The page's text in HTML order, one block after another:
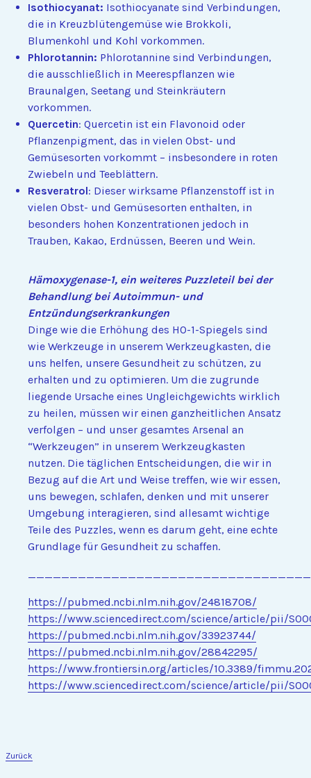
Isothiocyanat: Isothiocyanate sind Verbindungen,
die in Kreuzblütengemüse wie Brokkoli,
Blumenkohl und Kohl vorkommen.
Phlorotannin: Phlorotannine sind Verbindungen,
die ausschließlich in Meerespflanzen wie
Braunalgen, Seetang und Steinkräutern
vorkommen.
Quercetin: Quercetin ist ein Flavonoid oder
Pflanzenpigment, das in vielen Obst- und
Gemüsesorten vorkommt – insbesondere in roten
Zwiebeln und Teeblättern.
Resveratrol: Dieser wirksame Pflanzenstoff ist in
vielen Obst- und Gemüsesorten enthalten, in
besonders hohen Konzentrationen jedoch in
Trauben, Kakao, Erdnüssen, Beeren und Wein.
Hämoxygenase-1, ein weiteres Puzzleteil bei der
Behandlung bei Autoimmun- und
Entzündungserkrankungen
Dinge wie die Erhöhung des HO-1-Spiegels sind
wie Werkzeuge in unserem Werkzeugkasten, die
uns helfen, unsere Gesundheit zu schützen, zu
erhalten und zu optimieren. Um die zugrunde
liegende Ursache eines Ungleichgewichts wirklich
zu heilen, müssen wir einen ganzheitlichen Ansatz
verfolgen – und unser gesamtes Arsenal an
“Werkzeugen” in unserem Werkzeugkasten
nutzen. Die täglichen Entscheidungen, die wir in
Bezug auf die Art und Weise treffen, wie wir essen,
uns bewegen, schlafen, denken und mit unserer
Umgebung interagieren, sind allesamt wichtige
Teile des Puzzles, wenn es darum geht, eine echte
Grundlage für Gesundheit zu schaffen.
https://pubmed.ncbi.nlm.nih.gov/24818708/
https://www.sciencedirect.com/science/article/pii/
https://pubmed.ncbi.nlm.nih.gov/33923744/
https://pubmed.ncbi.nlm.nih.gov/28842295/
https://www.frontiersin.org/articles/10.3389/
https://www.sciencedirect.com/science/article/pii/
Zurück